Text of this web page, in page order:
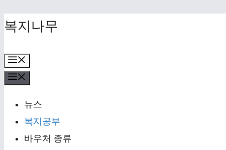
Skip
content
복지나무
뉴스
복지공부
바우처 종류